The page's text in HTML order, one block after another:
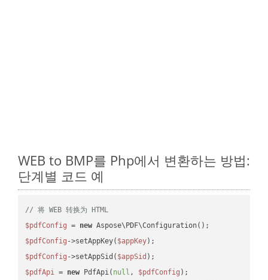
WEB to BMP를 Php에서 변환하는 방법:
단계별 코드 예
// 将 WEB 转换为 HTML
$pdfConfig = new
$pdfConfig ->setAppKey( $appKey
$pdfConfig ->setAppSid( $appSid
$pdfApi = new PdfApi( null , $pdfConfig